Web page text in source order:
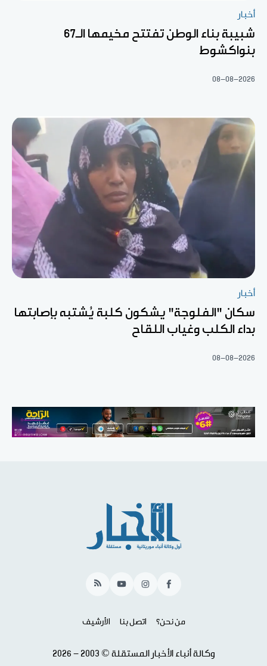
أخبار
شبيبة بناء الوطن تفتتح مخيمها الـ67
بنواكشوط
08-08-2026
أخبار
سكان "الفلوجة" يشكون كلبة يُشتبه بإصابتها
بداء الكلب وغياب اللقاح
08-08-2026
Facebook
Instagram
YouTube
RSS
من نحن؟ اتصل بنا الأرشيف
وكالة أنباء الأخبار المستقلة © 2003 - 2026